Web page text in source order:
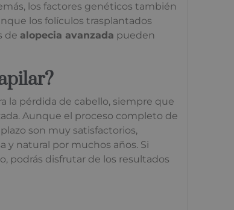
los factores genéticos también
los folículos trasplantados
de alopecia avanzada pueden
la pérdida de cabello, siempre que
Aunque el proceso completo de
son muy satisfactorios,
y natural por muchos años. Si
podrás disfrutar de los resultados